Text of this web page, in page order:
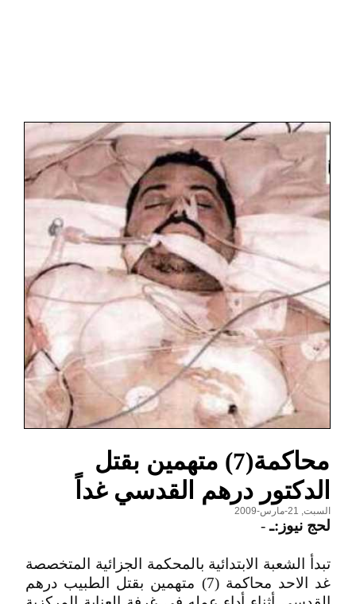
محاكمة(7) متهمين بقتل
الدكتور درهم القدسي غداً
السبت, 21-مارس-2009
لحج نيوز:ـ-
تبدأ الشعبة الابتدائية بالمحكمة الجزائية المتخصصة
غد الاحد محاكمة (7) متهمين بقتل الطبيب درهم